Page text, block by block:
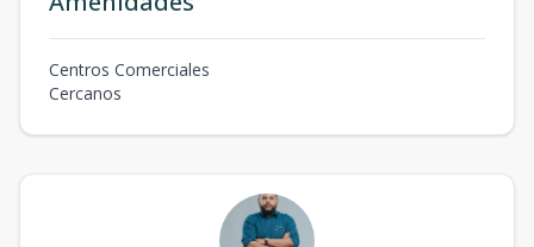
Centros Comerciales
Cercanos